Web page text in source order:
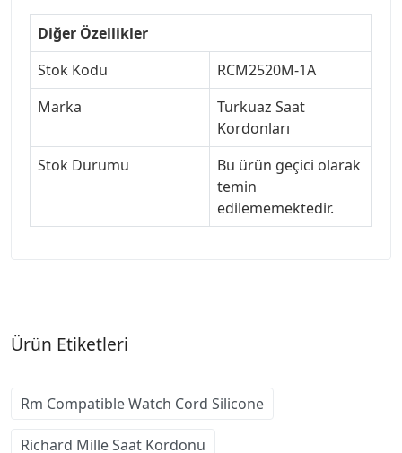
Diğer Özellikler
Stok Kodu
RCM2520M-1A
Marka
Turkuaz Saat
Kordonları
Stok Durumu
Bu ürün geçici olarak
temin
edilememektedir.
Ürün Etiketleri
Rm Compatible Watch Cord Silicone
Richard Mille Saat Kordonu